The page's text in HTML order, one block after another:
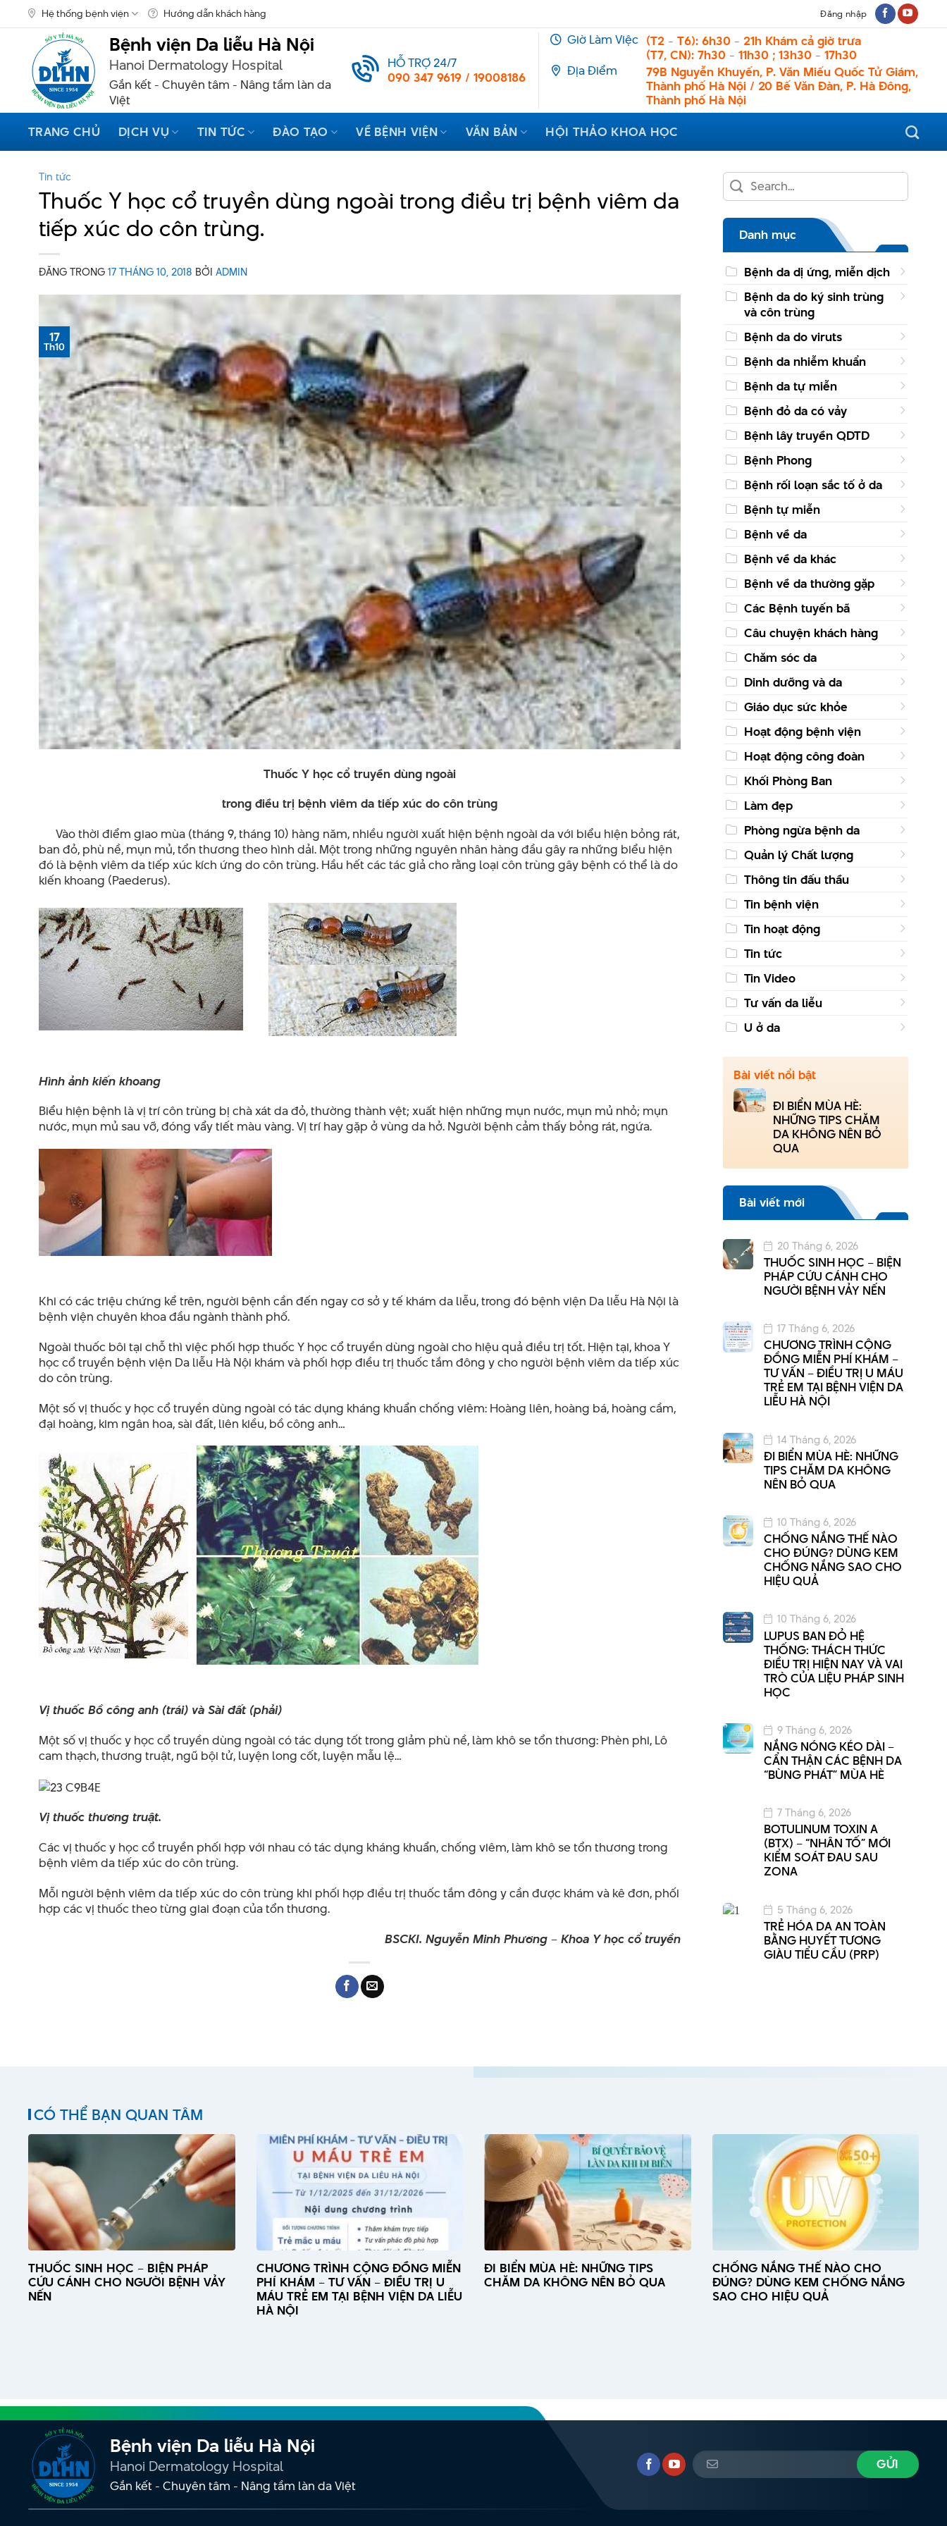
Hệ thống bệnh viện Hướng dẫn khách hàng Đăng nhập
Bệnh viện Da liễu Hà Nội
Hanoi Dermatology Hospital
Gắn kết - Chuyên tâm - Nâng tầm làn da
Việt
HỖ TRỢ 24/7
090 347 9619 / 19008186
Giờ Làm Việc (T2 - T6): 6h30 - 21h Khám cả giờ trưa
(T7, CN): 7h30 - 11h30 ; 13h30 - 17h30
Địa Điểm
79B Nguyễn Khuyến, P. Văn Miếu Quốc Tử Giám,
Thành phố Hà Nội / 20 Bế Văn Đàn, P. Hà Đông,
Thành phố Hà Nội
TRANG CHỦ
DỊCH VỤ TIN TỨC ĐÀO TẠO VỀ BỆNH VIỆN VĂN BẢN HỘI THẢO KHOA HỌC
Tin tức
Thuốc Y học cổ truyền dùng ngoài trong điều trị bệnh viêm da
tiếp xúc do côn trùng.
ĐĂNG TRONG17 THÁNG 10, 2018 BỞI ADMIN
17
Th10
Thuốc Y học cổ truyền dùng ngoài
trong điều trị bệnh viêm da tiếp xúc do côn trùng
Vào thời điểm giao mùa (tháng 9, tháng 10) hàng năm, nhiều người xuất hiện bệnh ngoài da với biểu hiện bỏng rát,
ban đỏ, phù nề, mụn mủ, tổn thương theo hình dải. Một trong những nguyên nhân hàng đầu gây ra những biểu hiện
đó là bệnh viêm da tiếp xúc kích ứng do côn trùng. Hầu hết các tác giả cho rằng loại côn trùng gây bệnh có thể là do
kiến khoang (Paederus).
Hình ảnh kiến khoang
Biểu hiện bệnh là vị trí côn trùng bị chà xát da đỏ, thường thành vệt; xuất hiện những mụn nước, mụn mủ nhỏ; mụn
nước, mụn mủ sau vỡ, đóng vẩy tiết màu vàng. Vị trí hay gặp ở vùng da hở. Người bệnh cảm thấy bỏng rát, ngứa.
Khi có các triệu chứng kể trên, người bệnh cần đến ngay cơ sở y tế khám da liễu, trong đó bệnh viện Da liễu Hà Nội là
bệnh viện chuyên khoa đầu ngành thành phố.
Ngoài thuốc bôi tại chỗ thì việc phối hợp thuốc Y học cổ truyền dùng ngoài cho hiệu quả điều trị tốt. Hiện tại, khoa Y
học cổ truyền bệnh viện Da liễu Hà Nội khám và phối hợp điều trị thuốc tắm đông y cho người bệnh viêm da tiếp xúc
do côn trùng.
Một số vị thuốc y học cổ truyền dùng ngoài có tác dụng kháng khuẩn chống viêm: Hoàng liên, hoàng bá, hoàng cầm,
đại hoàng, kim ngân hoa, sài đất, liên kiều, bồ công anh…
Vị thuốc Bồ công anh (trái) và Sài đất (phải)
Một số vị thuốc y học cổ truyền dùng ngoài có tác dụng tốt trong giảm phù nề, làm khô se tổn thương: Phèn phi, Lô
cam thạch, thương truật, ngũ bội tử, luyện long cốt, luyện mẫu lệ…
Vị thuốc thương truật.
Các vị thuốc y học cổ truyền phối hợp với nhau có tác dụng kháng khuẩn, chống viêm, làm khô se tổn thương trong
bệnh viêm da tiếp xúc do côn trùng.
Mỗi người bệnh viêm da tiếp xúc do côn trùng khi phối hợp điều trị thuốc tắm đông y cần được khám và kê đơn, phối
hợp các vị thuốc theo từng giai đoạn của tổn thương.
BSCKI. Nguyễn Minh Phương – Khoa Y học cổ truyền
Danh mục
Bệnh da dị ứng, miễn dịch
Bệnh da do ký sinh trùng
và côn trùng
Bệnh da do viruts
Bệnh da nhiễm khuẩn
Bệnh da tự miễn
Bệnh đỏ da có vảy
Bệnh lây truyền QDTD
Bệnh Phong
Bệnh rối loạn sắc tố ở da
Bệnh tự miễn
Bệnh về da
Bệnh về da khác
Bệnh về da thường gặp
Các Bệnh tuyến bã
Câu chuyện khách hàng
Chăm sóc da
Dinh dưỡng và da
Giáo dục sức khỏe
Hoạt động bệnh viện
Hoạt động công đoàn
Khối Phòng Ban
Làm đẹp
Phòng ngừa bệnh da
Quản lý Chất lượng
Thông tin đấu thầu
Tin bệnh viện
Tin hoạt động
Tin tức
Tin Video
Tư vấn da liễu
U ở da
Bài viết nổi bật
ĐI BIỂN MÙA HÈ:
NHỮNG TIPS CHĂM
DA KHÔNG NÊN BỎ
QUA
Bài viết mới
THUỐC SINH HỌC – BIỆN
PHÁP CỨU CÁNH CHO
NGƯỜI BỆNH VẢY NẾN
20 Tháng 6, 2026
CHƯƠNG TRÌNH CỘNG
ĐỒNG MIỄN PHÍ KHÁM –
TƯ VẤN – ĐIỀU TRỊ U MÁU
TRẺ EM TẠI BỆNH VIỆN DA
LIỄU HÀ NỘI
17 Tháng 6, 2026
ĐI BIỂN MÙA HÈ: NHỮNG
TIPS CHĂM DA KHÔNG
NÊN BỎ QUA
14 Tháng 6, 2026
CHỐNG NẮNG THẾ NÀO
CHO ĐÚNG? DÙNG KEM
CHỐNG NẮNG SAO CHO
HIỆU QUẢ
10 Tháng 6, 2026
LUPUS BAN ĐỎ HỆ
THỐNG: THÁCH THỨC
ĐIỀU TRỊ HIỆN NAY VÀ VAI
TRÒ CỦA LIỆU PHÁP SINH
HỌC
10 Tháng 6, 2026
NẮNG NÓNG KÉO DÀI –
CẨN THẬN CÁC BỆNH DA
“BÙNG PHÁT” MÙA HÈ
9 Tháng 6, 2026
BOTULINUM TOXIN A
(BTX) – “NHÂN TỐ” MỚI
KIỂM SOÁT ĐAU SAU
ZONA
7 Tháng 6, 2026
TRẺ HÓA DA AN TOÀN
BẰNG HUYẾT TƯƠNG
GIÀU TIỂU CẦU (PRP)
5 Tháng 6, 2026
CÓ THỂ BẠN QUAN TÂM
THUỐC SINH HỌC – BIỆN PHÁP
CỨU CÁNH CHO NGƯỜI BỆNH VẢY
NẾN
CHƯƠNG TRÌNH CỘNG ĐỒNG MIỄN
PHÍ KHÁM – TƯ VẤN – ĐIỀU TRỊ U
MÁU TRẺ EM TẠI BỆNH VIỆN DA LIỄU
HÀ NỘI
ĐI BIỂN MÙA HÈ: NHỮNG TIPS
CHĂM DA KHÔNG NÊN BỎ QUA
CHỐNG NẮNG THẾ NÀO CHO
ĐÚNG? DÙNG KEM CHỐNG NẮNG
SAO CHO HIỆU QUẢ
Bệnh viện Da liễu Hà Nội
Hanoi Dermatology Hospital
Gắn kết - Chuyên tâm - Nâng tầm làn da Việt